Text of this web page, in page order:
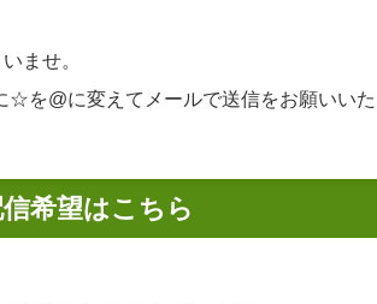
ませ。
☆を@に変えてメールで送信をお願いいた
希望はこちら